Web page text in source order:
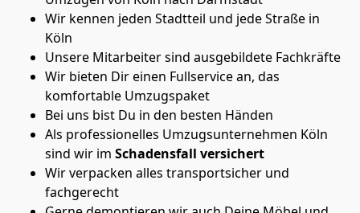
Wir kennen jeden Stadtteil und jede Straße in
Köln
Unsere Mitarbeiter sind ausgebildete Fachkräfte
Wir bieten Dir einen Fullservice an, das
komfortable Umzugspaket
Bei uns bist Du in den besten Händen
Als professionelles Umzugsunternehmen Köln
sind wir im Schadensfall versichert
Wir verpacken alles transportsicher und
fachgerecht